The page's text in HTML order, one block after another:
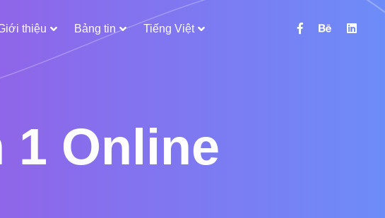
thiệu Bảng tin Tiếng Việt
1 Online